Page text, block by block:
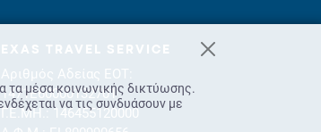
EXAS TRAVEL SERVICE
Αριθμός Αδείας ΕΟΤ:
1471E60000132701
Γ.Ε.ΜΗ.: 146455120000
τα μέσα κοινωνικής δικτύωσης.
να τις συνδυάσουν με